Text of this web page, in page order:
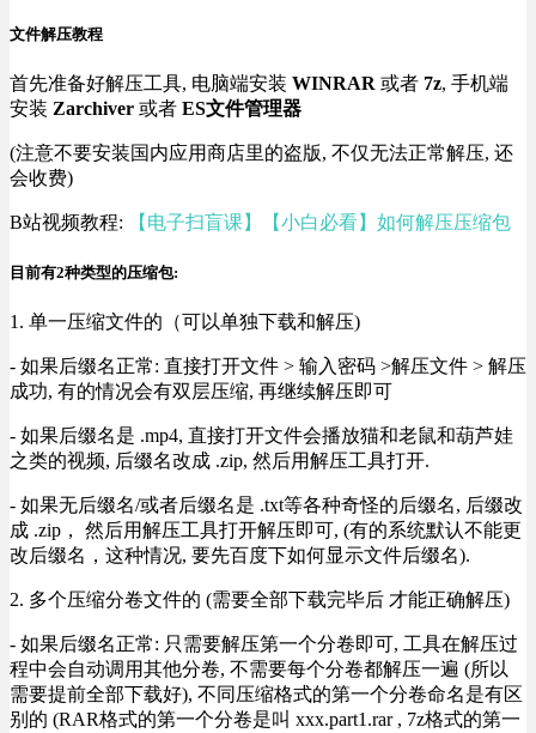
文件解压教程
首先准备好解压工具, 电脑端安装 WINRAR 或者 7z, 手机端
安装 Zarchiver 或者 ES文件管理器
(注意不要安装国内应用商店里的盗版, 不仅无法正常解压, 还
会收费)
B站视频教程: 【电子扫盲课】【小白必看】如何解压压缩包
目前有2种类型的压缩包:
1. 单一压缩文件的（可以单独下载和解压)
- 如果后缀名正常: 直接打开文件 > 输入密码 >解压文件 > 解压
成功, 有的情况会有双层压缩, 再继续解压即可
- 如果后缀名是 .mp4, 直接打开文件会播放猫和老鼠和葫芦娃
之类的视频, 后缀名改成 .zip, 然后用解压工具打开.
- 如果无后缀名/或者后缀名是 .txt等各种奇怪的后缀名, 后缀改
成 .zip， 然后用解压工具打开解压即可, (有的系统默认不能更
改后缀名，这种情况, 要先百度下如何显示文件后缀名).
2. 多个压缩分卷文件的 (需要全部下载完毕后 才能正确解压)
- 如果后缀名正常: 只需要解压第一个分卷即可, 工具在解压过
程中会自动调用其他分卷, 不需要每个分卷都解压一遍 (所以
需要提前全部下载好), 不同压缩格式的第一个分卷命名是有区
别的 (RAR格式的第一个分卷是叫 xxx.part1.rar , 7z格式的第一